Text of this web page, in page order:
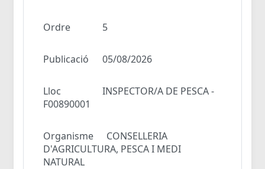
Ordre 5
Publicació 05/08/2026
Lloc
INSPECTOR/A DE PESCA -
F00890001
Organisme
CONSELLERIA
D'AGRICULTURA, PESCA I MEDI
NATURAL